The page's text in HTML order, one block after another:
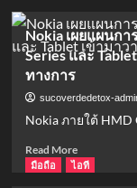
ตรวจ
สอบ
จาก
แล้ว
คาด
จะ
เปิด
หลุด
!
ราคา
14
Series
ที่
เพิ่ม
Nokia เผยแผนกา
Series และ
ทางการ
sucoverdedetox-
Nokia ภายใต้ HMD
Read MoreRead
more
มือถือ ไอที